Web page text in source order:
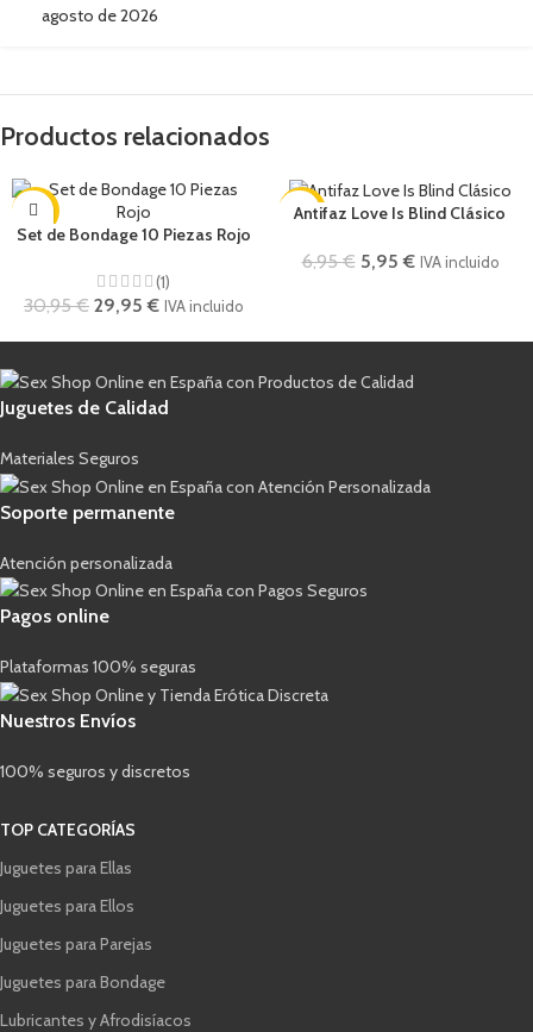
agosto de 2026
Productos relacionados
-3%
Set de Bondage 10 Piezas Rojo
(1)
30,95€ 29,95€ IVA incluido
-14%
Antifaz Love Is Blind Clásico
6,95€ 5,95€ IVA incluido
Juguetes de Calidad
Materiales Seguros
Soporte permanente
Atención personalizada
Pagos online
Plataformas 100% seguras
Nuestros Envíos
100% seguros y discretos
TOP CATEGORÍAS
Juguetes para Ellas
Juguetes para Ellos
Juguetes para Parejas
Juguetes para Bondage
Lubricantes y Afrodisíacos